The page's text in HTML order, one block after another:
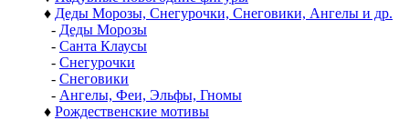
♦ Деды Морозы, Снегурочки, Снеговики, Ангелы и др.
- Деды Морозы
- Санта Клаусы
- Снегурочки
- Снеговики
- Ангелы, Феи, Эльфы, Гномы
♦ Рождественские мотивы